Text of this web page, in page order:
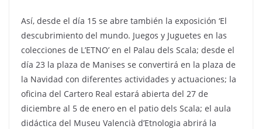
Así, desde el día 15 se abre también la exposición ‘El
descubrimiento del mundo. Juegos y Juguetes en las
colecciones de L’ETNO’ en el Palau dels Scala; desde el
día 23 la plaza de Manises se convertirá en la plaza de
la Navidad con diferentes actividades y actuaciones; la
oficina del Cartero Real estará abierta del 27 de
diciembre al 5 de enero en el patio dels Scala; el aula
didáctica del Museu Valencià d’Etnologia abrirá la